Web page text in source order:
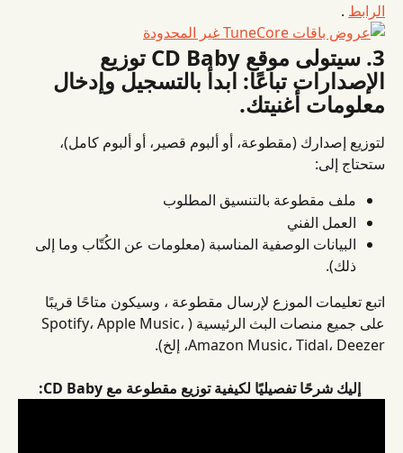
الرابط .
3. سيتولى موقع CD Baby توزيع
الإصدارات تباعًا: ابدأ بالتسجيل وإدخال
معلومات أغنيتك.
لتوزيع إصدارك (مقطوعة، أو ألبوم قصير، أو ألبوم كامل)،
ستحتاج إلى:
ملف مقطوعة بالتنسيق المطلوب
العمل الفني
البيانات الوصفية المناسبة (معلومات عن الكُتّاب وما إلى
ذلك).
اتبع تعليمات الموزع لإرسال مقطوعة ، وسيكون متاحًا قريبًا
على جميع منصات البث الرئيسية (Spotify، Apple Music،
Amazon Music، Tidal، Deezer، إلخ).
إليك شرحًا تفصيليًا لكيفية توزيع مقطوعة مع CD Baby: